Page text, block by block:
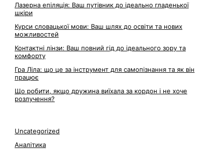
Лазерна епіляція: Ваш путівник до ідеально гладенької
шкіри
Курси словацької мови: Ваш шлях до освіти та нових
можливостей
Контактні лінзи: Ваш повний гід до ідеального зору та
комфорту
Гра Ліла: що це за інструмент для самопізнання та як він
працює
Що робити, якщо дружина виїхала за кордон і не хоче
розлучення?
Uncategorized
Аналітика